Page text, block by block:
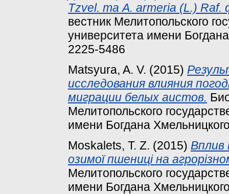
Tzvel. та A. armeria (L.) Raf.
вестник Мелитопольского
университета имени
2225-5486
Matsyura, A. V. (2015)
исследования влияния
миграции белых аистов.
Мелитопольского
имени Богдана
Moskalets, T. Z. (2015) Вплив
озимої пшениці на
Мелитопольского
имени Богдана